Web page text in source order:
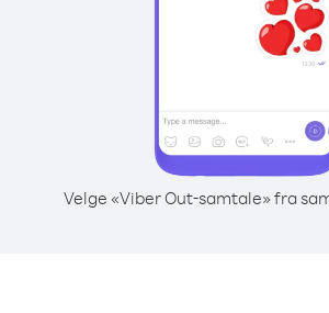
Velge «Viber Out-samtale» fra